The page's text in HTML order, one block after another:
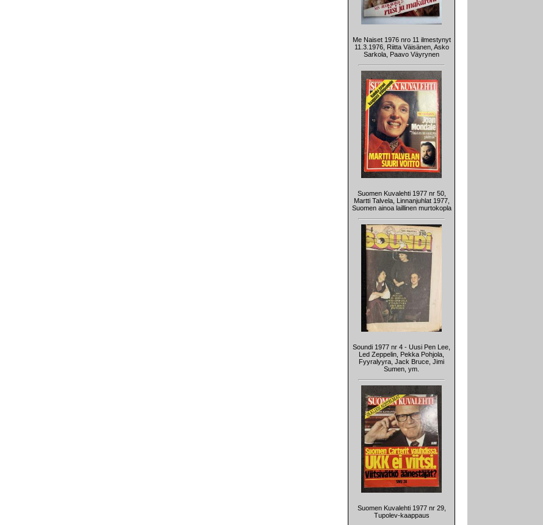
Me Naiset 1976 nro 11 ilmestynyt
11.3.1976, Riitta Väisänen, Asko
Sarkola, Paavo Väyrynen
Suomen Kuvalehti 1977 nr 50,
Martti Talvela, Linnanjuhlat 1977,
Suomen ainoa laillinen murtokopla
Soundi 1977 nr 4 - Uusi Pen Lee,
Led Zeppelin, Pekka Pohjola,
Fyyralyyra, Jack Bruce, Jimi
Sumen, ym.
Suomen Kuvalehti 1977 nr 29,
Tupolev-kaappaus